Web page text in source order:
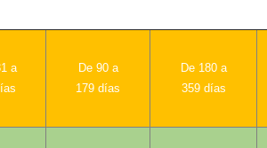
a
De 90 a
179 días
De 180 a
359 días